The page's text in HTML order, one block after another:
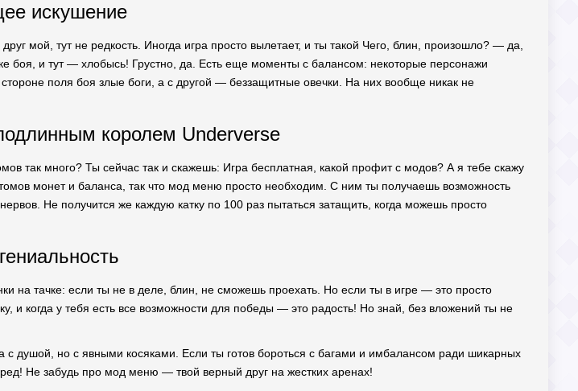
искушение
мой, тут не редкость. Иногда игра просто вылетает, и ты такой Чего, блин, произошло? — да,
боя, и тут — хлобысь! Грустно, да. Есть еще моменты с балансом: некоторые персонажи
поля боя злые боги, а с другой — беззащитные овечки. На них вообще никак не
королем Underverse
так много? Ты сейчас так и скажешь: Игра бесплатная, какой профит с модов? А я тебе скажу
монет и баланса, так что мод меню просто необходим. С ним ты получаешь возможность
Не получится же каждую катку по 100 раз пытаться затащить, когда можешь просто
на тачке: если ты не в деле, блин, не сможешь проехать. Но если ты в игре — это просто
и когда у тебя есть все возможности для победы — это радость! Но знай, без вложений ты не
с душой, но с явными косяками. Если ты готов бороться с багами и имбалансом ради шикарных
Не забудь про мод меню — твой верный друг на жестких аренах!